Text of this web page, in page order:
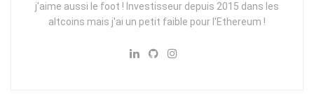
j'aime aussi le foot ! Investisseur depuis 2015 dans les
altcoins mais j'ai un petit faible pour l'Ethereum !